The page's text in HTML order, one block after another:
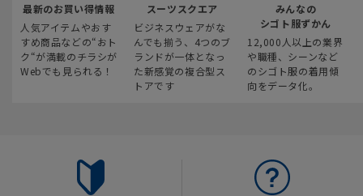
最新のお買い得情報
人気アイテムやおす
すめ商品などの“おト
ク“が満載のチラシが
Webでも見られる！
スーツスクエア
ビジネスウェアがな
んでも揃う、4つのブ
ランドが一体となっ
た新感覚の複合型ス
トアです
みんなの
シゴト服ずかん
12,000人以上の業界
や職種、シーンなど
のシゴト服の着用傾
向をデータ化。